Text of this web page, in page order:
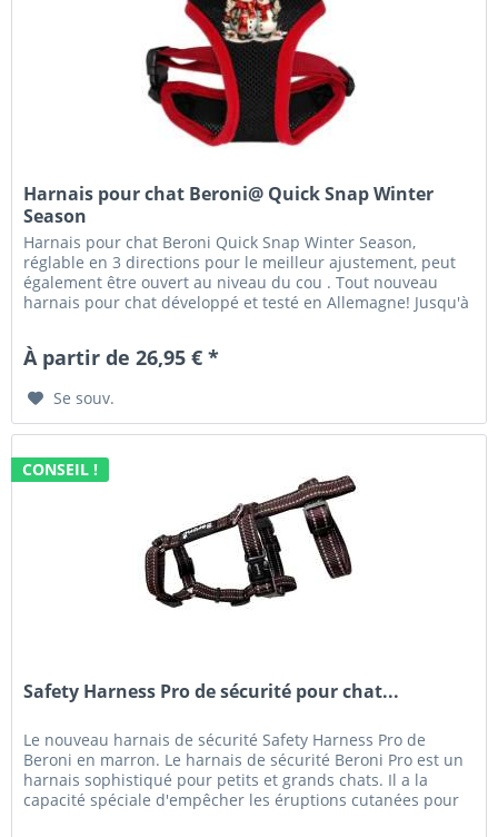
Harnais pour chat Beroni@ Quick Snap Winter
Season
Harnais pour chat Beroni Quick Snap Winter Season,
réglable en 3 directions pour le meilleur ajustement, peut
également être ouvert au niveau du cou . Tout nouveau
harnais pour chat développé et testé en Allemagne! Jusqu'à
À partir de 26,95 € *
Se souv.
CONSEIL !
Safety Harness Pro de sécurité pour chat...
Le nouveau harnais de sécurité Safety Harness Pro de
Beroni en marron. Le harnais de sécurité Beroni Pro est un
harnais sophistiqué pour petits et grands chats. Il a la
capacité spéciale d'empêcher les éruptions cutanées pour